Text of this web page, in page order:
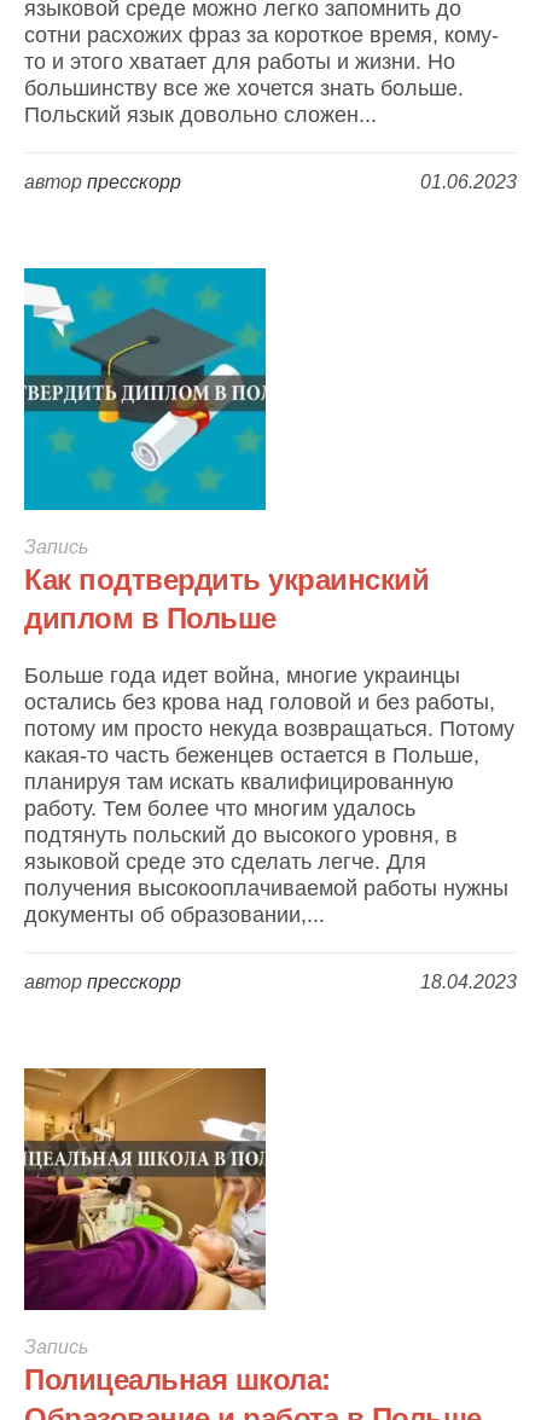
языковой среде можно легко запомнить до
сотни расхожих фраз за короткое время, кому-
то и этого хватает для работы и жизни. Но
большинству все же хочется знать больше.
Польский язык довольно сложен...
01.06.2023
автор пресскорр
Запись
Как подтвердить украинский
диплом в Польше
Больше года идет война, многие украинцы
остались без крова над головой и без работы,
потому им просто некуда возвращаться. Потому
какая-то часть беженцев остается в Польше,
планируя там искать квалифицированную
работу. Тем более что многим удалось
подтянуть польский до высокого уровня, в
языковой среде это сделать легче. Для
получения высокооплачиваемой работы нужны
документы об образовании,...
18.04.2023
автор пресскорр
Запись
Полицеальная школа: